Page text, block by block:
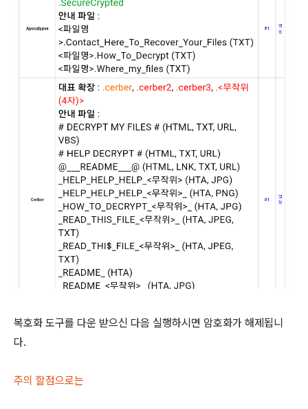
복호화 도구를 다운 받으신 다음 실행하시면 암호화가 해제됩니
다.
주의 할점으로는